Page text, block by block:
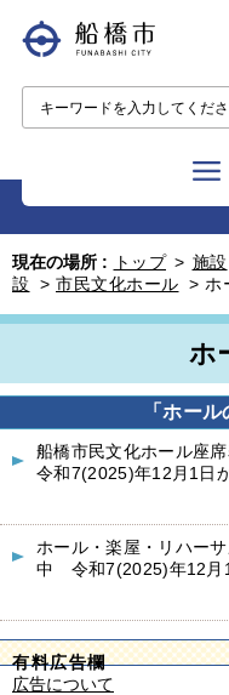
現在の場所 : トップ > 施設
設
> 市民文化ホール > ホ
ホ
「ホー
船橋市民文化ホール座
令和7(2025)年12月1日
ホール・楽屋・リハー
中 令和7(2025)年12月1
有料広告欄
広告について